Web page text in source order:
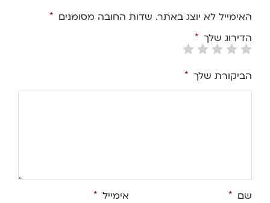
האימייל לא יוצג באתר. שדות החובה מסומנים *
הדירוג שלך *
הביקורת שלך *
שם * אימייל *